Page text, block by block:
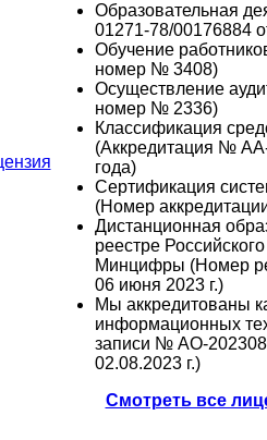
Образовательная
01271-78/00176884
Обучение
номер № 3408)
Осуществление
номер № 2336)
Классификация
(Аккредитация №
года)
Сертификация
(Номер
Дистанционная
реестре
Минцифры (Номер
06 июня 2023 г.)
Мы аккредитованы
информационных
записи № АО-
02.08.2023 г.)
Смотреть все